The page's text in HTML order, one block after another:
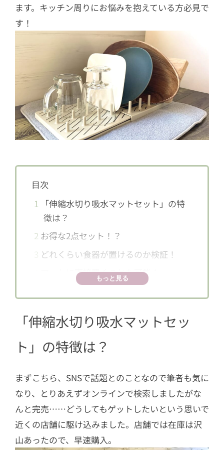
ます。キッチン周りにお悩みを抱えている方必見で
す！
目次
1
「伸縮水切り吸水マットセット」の特
徴は？
2 お得な2点セット！？
どれくらい食器が置けるのか検証！
マットに直接置くことも可能！
もっと見る
「伸縮水切り吸水マットセッ
ト」の特徴は？
まずこちら、SNSで話題とのことなので筆者も気に
なり、とりあえずオンラインで検索しましたがな
んと完売……どうしてもゲットしたいという思いで
近くの店舗に駆け込みました。店舗では在庫は沢
山あったので、早速購入。